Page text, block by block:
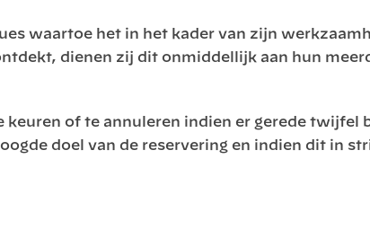
waartoe het in het kader van zijn
dienen zij dit onmiddellijk aan hun
of te annuleren indien er gerede twijfel
doel van de reservering en indien dit in